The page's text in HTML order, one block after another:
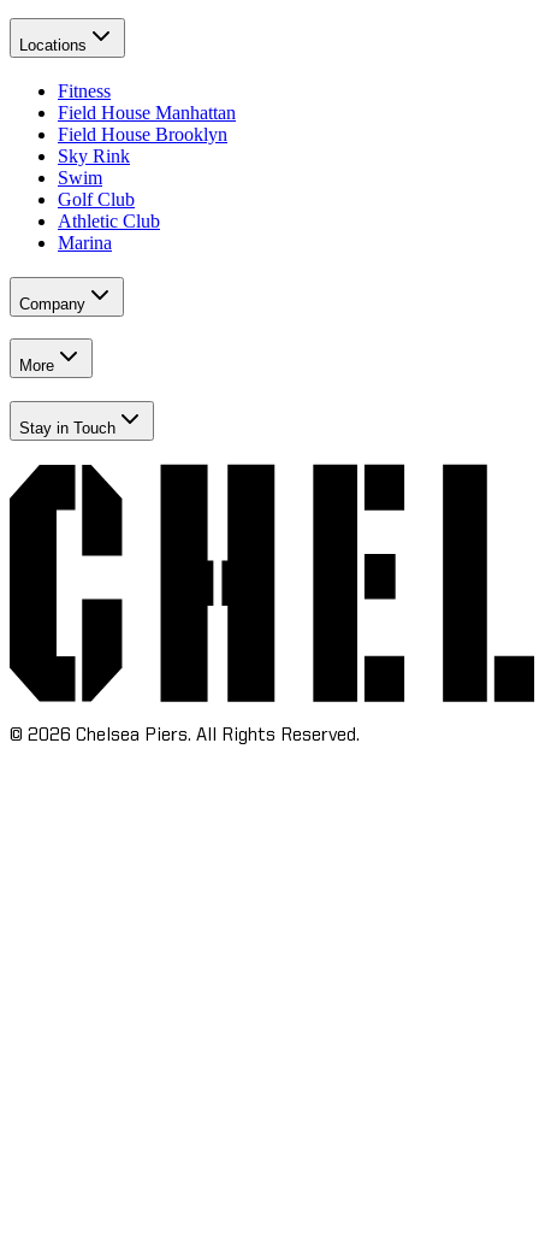
Locations​​​​‌ ‍ ​‍​‍‌‍ ‌ ​‍‌‍‍‌‌‍‌ ‌‍‍‌‌‍ ‍​‍​‍​ ‍‍​‍​‍‌ ​ ‌‍​‌‌‍ ‍‌‍‍‌‌ ‌​‌ ‍‌​‍ ‍‌‍‍‌‌‍ ​‍​‍​‍ ​​‍​‍‌‍‍​‌ ​‍‌‍‌‌‌‍‌‍​‍​‍​ ‍‍​‍​‍‌‍‍​‌ ‌​‌ ‌​‌ ​​‌ ​ ​ ‍‍​‍ ​‍ ‌‍​ ‌‍‍​‌‍‌‌‌‍ ​‌ ​ ‌‍‌‌‌‍​‌‌ ​​‌‍‍‌‌‍‌‌‌ ​‍‌ ​ ​‍ ‍‌ ​ ‌‍​‌‌‍ ‍‌‍‍‌‌ ‌​‌ ‍‌​‍ ‍‌ ​ ‌ ‌​‌ ‌‌‌‍‌​‌‍‍‌‌‍ ​‍ ‌‍‍‌‌‍ ‍‌ ‌​‌‍‌‌‌‍ ‍‌ ‌​​‍ ‌‍‌‌‌‍‌​‌‍‍‌‌ ‌​​‍ ‌‍ ‌‌‍ ‌‍‌​‌‍‌‌​ ‌‌ ​​‌ ​‍‌‍‌‌‌ ​ ‌‍‌‌‌‍ ‍‌ ‌​‌‍​‌‌ ‌​‌‍‍‌‌‍ ‌‍ ‍​ ‍ ‌‍‍‌‌‍‌​​ ‌‌‍‌‍‌‍ ‌‍ ‌ ‌​‌‍‌‌‌ ​‍​ ‍ ‌ ‌​‌ ‍‌‌ ​​‌‍‌‌​ ‌‌‍‌‍‌‍ ‌‍ ‌ ‌​‌‍‌‌‌ ​‍​ ‍ ‌ ​​‌‍​‌‌ ‌​‌‍‍​​ ‌‌‍​ ‌‍ ‌‍ ​‌ ‌‌‌‍ ‌‌‍ ‍‌ ​ ​‍‌‌​ ‌‌‌​​‍‌‌ ‌‍‍ ‌‍‌‌‌ ‍‌​‍‌‌​ ​ ‌​‌​​‍‌‌​ ​ ‌​‌​​‍‌‌​ ​‍​ ​‍‌‍‌‌‌‍​‍​ ​‍​ ‍​‌‍​ ​ ‌‌‌‍​ ‌‍​ ‌‍‌‌‌‍​‍‌‍​‌​ ​‌​‍‌‌​ ​‍​ ​‍​‍‌‌​ ‌‌‌​‌​​‍ ‍‌ ‌​‌‍‍‌‌ ‌​‌‍ ​‌‍‌‌​ ‌‍​‍‌‍​‌‌ ​ ‌‍‌‌‌‌‌‌‌ ​‍‌‍ ​​ ‌‌‍‍​‌ ‌​‌ ‌​‌ ​​‌ ​ ​‍‌‌​ ​ ‌​​‌​‍‌‌​ ​‍‌​‌‍​‍‌‌​ ​‍‌​‌‍‌‍​ ‌‍‍​‌‍‌‌‌‍ ​‌ ​ ‌‍‌‌‌‍​‌‌ ​​‌‍‍‌‌‍‌‌‌ ​‍‌ ​ ​‍ ‍‌ ​ ‌‍​‌‌‍ ‍‌‍‍‌‌ ‌​‌ ‍‌​‍ ‍‌ ​ ‌ ‌​‌ ‌‌‌‍‌​‌‍‍‌‌‍ ​‍‌‍‌‍‍‌‌‍‌​​ ‌‌‍‌‍‌‍ ‌‍ ‌ ‌​‌‍‌‌‌ ​‍​‍‌‍‌ ‌​‌ ‍‌‌ ​​‌‍‌‌​ ‌‌‍‌‍‌‍ ‌‍ ‌ ‌​‌‍‌‌‌ ​‍​‍‌‍‌ ​​‌‍​‌‌ ‌​‌‍‍​​ ‌‌‍​ ‌‍ ‌‍ ​‌ ‌‌‌‍ ‌‌‍ ‍‌ ​ ​‍‌‌​ ‌‌‌​​‍‌‌ ‌‍‍ ‌‍‌‌‌ ‍‌​‍‌‌​ ​ ‌​‌​​‍‌‌​ ​ ‌​‌​​‍‌‌​ ​‍​ ​‍‌‍‌‌‌‍​‍​ ​‍​ ‍​‌‍​ ​ ‌‌‌‍​ ‌‍​ ‌‍‌‌‌‍​‍‌‍​‌​ ​‌​‍‌‌​ ​‍​ ​‍​‍‌‌​ ‌‌‌​‌​​‍ ‍‌ ‌​‌‍‍‌‌ ‌​‌‍ ​‌‍‌‌​‍‌‍‌ ​​‌‍‌‌‌ ​‍‌ ​ ‌ ​​‌‍‌‌‌‍​ ‌ ‌​‌‍‍‌‌ ‌‍‌‍‌‌​ ‌‌ ​​‌ ‌‌‌‍​‍‌‍ ​‌‍‍‌‌ ​ ‌‍‍​‌‍‌‌‌‍‌​​‍​‍‌ ‌
Fitness​​​​‌ ‍ ​‍​‍‌‍ ‌ ​‍‌‍‍‌‌‍‌ ‌‍‍‌‌‍ ‍​‍​‍​ ‍‍​‍​‍‌ ​ ‌‍​‌‌‍ ‍‌‍‍‌‌ ‌​‌ ‍‌​‍ ‍‌‍‍‌‌‍ ​‍​‍​‍ ​​‍​‍‌‍‍​‌ ​‍‌‍‌‌‌‍‌‍​‍​‍​ ‍‍​‍​‍‌‍‍​‌ ‌​‌ ‌​‌ ​​‌ ​ ​ ‍‍​‍ ​‍ ‌‍​ ‌‍‍​‌‍‌‌‌‍ ​‌ ​ ‌‍‌‌‌‍​‌‌ ​​‌‍‍‌‌‍‌‌‌ ​‍‌ ​ ​‍ ‍‌ ​ ‌‍​‌‌‍ ‍‌‍‍‌‌ ‌​‌ ‍‌​‍ ‍‌ ​ ‌ ‌​‌ ‌‌‌‍‌​‌‍‍‌‌‍ ​‍ ‌‍‍‌‌‍ ‍‌ ‌​‌‍‌‌‌‍ ‍‌ ‌​​‍ ‌‍‌‌‌‍‌​‌‍‍‌‌ ‌​​‍ ‌‍ ‌‌‍ ‌‍‌​‌‍‌‌​ ‌‌ ​​‌ ​‍‌‍‌‌‌ ​ ‌‍‌‌‌‍ ‍‌ ‌​‌‍​‌‌ ‌​‌‍‍‌‌‍ ‌‍ ‍​ ‍ ‌‍‍‌‌‍‌​​ ‌‌‍‌‍‌‍ ‌‍ ‌ ‌​‌‍‌‌‌ ​‍​ ‍ ‌ ‌​‌ ‍‌‌ ​​‌‍‌‌​ ‌‌‍‌‍‌‍ ‌‍ ‌ ‌​‌‍‌‌‌ ​‍​ ‍ ‌ ​​‌‍​‌‌ ‌​‌‍‍​​ ‌‌‍​ ‌‍ ‌‍ ​‌ ‌‌‌‍ ‌‌‍ ‍‌ ​ ​‍‌‌​ ‌‌‌​​‍‌‌ ‌‍‍ ‌‍‌‌‌ ‍‌​‍‌‌​ ​ ‌​‌​​‍‌‌​ ​ ‌​‌​​‍‌‌​ ​‍​ ​‍‌‍‌‌‌‍​‍​ ​‍​ ‍​‌‍​ ​ ‌‌‌‍​ ‌‍​ ‌‍‌‌‌‍​‍‌‍​‌​ ​‌​‍‌‌​ ​‍​ ​‍​‍‌‌​ ‌‌‌​‌​​‍ ‍‌‍ ​‌‍‍‌‌‍ ‍‌‍‍ ‌ ​ ​‍‌‌​ ‌‌‌​​‍‌‌ ‌‍‍ ‌‍‌‌‌ ‍‌​‍‌‌​ ​ ‌​‌​​‍‌‌​ ​ ‌​‌​​‍‌‌​ ​‍​ ​‍​ ​‍​ ​ ​ ​ ‌‍​ ‌‍‌‌​ ‍​​ ‌‍​ ​‌​ ‌​‌‍​‌‌‍​ ​ ‍‌​‍‌‌​ ​‍​ ​‍​‍‌‌​ ‌‌‌​‌​​‍ ‍‌‍ ‍‌‍​‌‌‍ ‌‌‍‌‌​ ‌‍​‍‌‍​‌‌ ​ ‌‍‌‌‌‌‌‌‌ ​‍‌‍ ​​ ‌‌‍‍​‌ ‌​‌ ‌​‌ ​​‌ ​ ​‍‌‌​ ​ ‌​​‌​‍‌‌​ ​‍‌​‌‍​‍‌‌​ ​‍‌​‌‍‌‍​ ‌‍‍​‌‍‌‌‌‍ ​‌ ​ ‌‍‌‌‌‍​‌‌ ​​‌‍‍‌‌‍‌‌‌ ​‍‌ ​ ​‍ ‍‌ ​ ‌‍​‌‌‍ ‍‌‍‍‌‌ ‌​‌ ‍‌​‍ ‍‌ ​ ‌ ‌​‌ ‌‌‌‍‌​‌‍‍‌‌‍ ​‍‌‍‌‍‍‌‌‍‌​​ ‌‌‍‌‍‌‍ ‌‍ ‌ ‌​‌‍‌‌‌ ​‍​‍‌‍‌ ‌​‌ ‍‌‌ ​​‌‍‌‌​ ‌‌‍‌‍‌‍ ‌‍ ‌ ‌​‌‍‌‌‌ ​‍​‍‌‍‌ ​​‌‍​‌‌ ‌​‌‍‍​​ ‌‌‍​ ‌‍ ‌‍ ​‌ ‌‌‌‍ ‌‌‍ ‍‌ ​ ​‍‌‌​ ‌‌‌​​‍‌‌ ‌‍‍ ‌‍‌‌‌ ‍‌​‍‌‌​ ​ ‌​‌​​‍‌‌​ ​ ‌​‌​​‍‌‌​ ​‍​ ​‍‌‍‌‌‌‍​‍​ ​‍​ ‍​‌‍​ ​ ‌‌‌‍​ ‌‍​ ‌‍‌‌‌‍​‍‌‍​‌​ ​‌​‍‌‌​ ​‍​ ​‍​‍‌‌​ ‌‌‌​‌​​‍ ‍‌‍ ​‌‍‍‌‌‍ ‍‌‍‍ ‌ ​ ​‍‌‌​ ‌‌‌​​‍‌‌ ‌‍‍ ‌‍‌‌‌ ‍‌​‍‌‌​ ​ ‌​‌​​‍‌‌​ ​ ‌​‌​​‍‌‌​ ​‍​ ​‍​ ​‍​ ​ ​ ​ ‌‍​ ‌‍‌‌​ ‍​​ ‌‍​ ​‌​ ‌​‌‍​‌‌‍​ ​ ‍‌​‍‌‌​ ​‍​ ​‍​‍‌‌​ ‌‌‌​‌​​‍ ‍‌‍ ‍‌‍​‌‌‍ ‌‌‍‌‌​‍‌‍‌ ​​‌‍‌‌‌ ​‍‌ ​ ‌ ​​‌‍‌‌‌‍​ ‌ ‌​‌‍‍‌‌ ‌‍‌‍‌‌​ ‌‌ ​​‌ ‌‌‌‍​‍‌‍ ​‌‍‍‌‌ ​ ‌‍‍​‌‍‌‌‌‍‌​​‍​‍‌ ‌
Field House Manhattan​​​​‌ ‍ ​‍​‍‌‍ ‌ ​‍‌‍‍‌‌‍‌ ‌‍‍‌‌‍ ‍​‍​‍​ ‍‍​‍​‍‌ ​ ‌‍​‌‌‍ ‍‌‍‍‌‌ ‌​‌ ‍‌​‍ ‍‌‍‍‌‌‍ ​‍​‍​‍ ​​‍​‍‌‍‍​‌ ​‍‌‍‌‌‌‍‌‍​‍​‍​ ‍‍​‍​‍‌‍‍​‌ ‌​‌ ‌​‌ ​​‌ ​ ​ ‍‍​‍ ​‍ ‌‍​ ‌‍‍​‌‍‌‌‌‍ ​‌ ​ ‌‍‌‌‌‍​‌‌ ​​‌‍‍‌‌‍‌‌‌ ​‍‌ ​ ​‍ ‍‌ ​ ‌‍​‌‌‍ ‍‌‍‍‌‌ ‌​‌ ‍‌​‍ ‍‌ ​ ‌ ‌​‌ ‌‌‌‍‌​‌‍‍‌‌‍ ​‍ ‌‍‍‌‌‍ ‍‌ ‌​‌‍‌‌‌‍ ‍‌ ‌​​‍ ‌‍‌‌‌‍‌​‌‍‍‌‌ ‌​​‍ ‌‍ ‌‌‍ ‌‍‌​‌‍‌‌​ ‌‌ ​​‌ ​‍‌‍‌‌‌ ​ ‌‍‌‌‌‍ ‍‌ ‌​‌‍​‌‌ ‌​‌‍‍‌‌‍ ‌‍ ‍​ ‍ ‌‍‍‌‌‍‌​​ ‌‌‍‌‍‌‍ ‌‍ ‌ ‌​‌‍‌‌‌ ​‍​ ‍ ‌ ‌​‌ ‍‌‌ ​​‌‍‌‌​ ‌‌‍‌‍‌‍ ‌‍ ‌ ‌​‌‍‌‌‌ ​‍​ ‍ ‌ ​​‌‍​‌‌ ‌​‌‍‍​​ ‌‌‍​ ‌‍ ‌‍ ​‌ ‌‌‌‍ ‌‌‍ ‍‌ ​ ​‍‌‌​ ‌‌‌​​‍‌‌ ‌‍‍ ‌‍‌‌‌ ‍‌​‍‌‌​ ​ ‌​‌​​‍‌‌​ ​ ‌​‌​​‍‌‌​ ​‍​ ​‍‌‍‌‌‌‍​‍​ ​‍​ ‍​‌‍​ ​ ‌‌‌‍​ ‌‍​ ‌‍‌‌‌‍​‍‌‍​‌​ ​‌​‍‌‌​ ​‍​ ​‍​‍‌‌​ ‌‌‌​‌​​‍ ‍‌‍ ​‌‍‍‌‌‍ ‍‌‍‍ ‌ ​ ​‍‌‌​ ‌‌‌​​‍‌‌ ‌‍‍ ‌‍‌‌‌ ‍‌​‍‌‌​ ​ ‌​‌​​‍‌‌​ ​ ‌​‌​​‍‌‌​ ​‍​ ​‍​ ​‌​ ​ ​ ​‌‌‍​‍​ ​​​ ​‌‌‍​‌​ ‌ ​ ​‍​ ​‍​ ‌‍​ ‌​​‍‌‌​ ​‍​ ​‍​‍‌‌​ ‌‌‌​‌​​‍ ‍‌‍ ‍‌‍​‌‌‍ ‌‌‍‌‌​ ‌‍​‍‌‍​‌‌ ​ ‌‍‌‌‌‌‌‌‌ ​‍‌‍ ​​ ‌‌‍‍​‌ ‌​‌ ‌​‌ ​​‌ ​ ​‍‌‌​ ​ ‌​​‌​‍‌‌​ ​‍‌​‌‍​‍‌‌​ ​‍‌​‌‍‌‍​ ‌‍‍​‌‍‌‌‌‍ ​‌ ​ ‌‍‌‌‌‍​‌‌ ​​‌‍‍‌‌‍‌‌‌ ​‍‌ ​ ​‍ ‍‌ ​ ‌‍​‌‌‍ ‍‌‍‍‌‌ ‌​‌ ‍‌​‍ ‍‌ ​ ‌ ‌​‌ ‌‌‌‍‌​‌‍‍‌‌‍ ​‍‌‍‌‍‍‌‌‍‌​​ ‌‌‍‌‍‌‍ ‌‍ ‌ ‌​‌‍‌‌‌ ​‍​‍‌‍‌ ‌​‌ ‍‌‌ ​​‌‍‌‌​ ‌‌‍‌‍‌‍ ‌‍ ‌ ‌​‌‍‌‌‌ ​‍​‍‌‍‌ ​​‌‍​‌‌ ‌​‌‍‍​​ ‌‌‍​ ‌‍ ‌‍ ​‌ ‌‌‌‍ ‌‌‍ ‍‌ ​ ​‍‌‌​ ‌‌‌​​‍‌‌ ‌‍‍ ‌‍‌‌‌ ‍‌​‍‌‌​ ​ ‌​‌​​‍‌‌​ ​ ‌​‌​​‍‌‌​ ​‍​ ​‍‌‍‌‌‌‍​‍​ ​‍​ ‍​‌‍​ ​ ‌‌‌‍​ ‌‍​ ‌‍‌‌‌‍​‍‌‍​‌​ ​‌​‍‌‌​ ​‍​ ​‍​‍‌‌​ ‌‌‌​‌​​‍ ‍‌‍ ​‌‍‍‌‌‍ ‍‌‍‍ ‌ ​ ​‍‌‌​ ‌‌‌​​‍‌‌ ‌‍‍ ‌‍‌‌‌ ‍‌​‍‌‌​ ​ ‌​‌​​‍‌‌​ ​ ‌​‌​​‍‌‌​ ​‍​ ​‍​ ​‌​ ​ ​ ​‌‌‍​‍​ ​​​ ​‌‌‍​‌​ ‌ ​ ​‍​ ​‍​ ‌‍​ ‌​​‍‌‌​ ​‍​ ​‍​‍‌‌​ ‌‌‌​‌​​‍ ‍‌‍ ‍‌‍​‌‌‍ ‌‌‍‌‌​‍‌‍‌ ​​‌‍‌‌‌ ​‍‌ ​ ‌ ​​‌‍‌‌‌‍​ ‌ ‌​‌‍‍‌‌ ‌‍‌‍‌‌​ ‌‌ ​​‌ ‌‌‌‍​‍‌‍ ​‌‍‍‌‌ ​ ‌‍‍​‌‍‌‌‌‍‌​​‍​‍‌ ‌
Field House Brooklyn​​​​‌ ‍ ​‍​‍‌‍ ‌ ​‍‌‍‍‌‌‍‌ ‌‍‍‌‌‍ ‍​‍​‍​ ‍‍​‍​‍‌ ​ ‌‍​‌‌‍ ‍‌‍‍‌‌ ‌​‌ ‍‌​‍ ‍‌‍‍‌‌‍ ​‍​‍​‍ ​​‍​‍‌‍‍​‌ ​‍‌‍‌‌‌‍‌‍​‍​‍​ ‍‍​‍​‍‌‍‍​‌ ‌​‌ ‌​‌ ​​‌ ​ ​ ‍‍​‍ ​‍ ‌‍​ ‌‍‍​‌‍‌‌‌‍ ​‌ ​ ‌‍‌‌‌‍​‌‌ ​​‌‍‍‌‌‍‌‌‌ ​‍‌ ​ ​‍ ‍‌ ​ ‌‍​‌‌‍ ‍‌‍‍‌‌ ‌​‌ ‍‌​‍ ‍‌ ​ ‌ ‌​‌ ‌‌‌‍‌​‌‍‍‌‌‍ ​‍ ‌‍‍‌‌‍ ‍‌ ‌​‌‍‌‌‌‍ ‍‌ ‌​​‍ ‌‍‌‌‌‍‌​‌‍‍‌‌ ‌​​‍ ‌‍ ‌‌‍ ‌‍‌​‌‍‌‌​ ‌‌ ​​‌ ​‍‌‍‌‌‌ ​ ‌‍‌‌‌‍ ‍‌ ‌​‌‍​‌‌ ‌​‌‍‍‌‌‍ ‌‍ ‍​ ‍ ‌‍‍‌‌‍‌​​ ‌‌‍‌‍‌‍ ‌‍ ‌ ‌​‌‍‌‌‌ ​‍​ ‍ ‌ ‌​‌ ‍‌‌ ​​‌‍‌‌​ ‌‌‍‌‍‌‍ ‌‍ ‌ ‌​‌‍‌‌‌ ​‍​ ‍ ‌ ​​‌‍​‌‌ ‌​‌‍‍​​ ‌‌‍​ ‌‍ ‌‍ ​‌ ‌‌‌‍ ‌‌‍ ‍‌ ​ ​‍‌‌​ ‌‌‌​​‍‌‌ ‌‍‍ ‌‍‌‌‌ ‍‌​‍‌‌​ ​ ‌​‌​​‍‌‌​ ​ ‌​‌​​‍‌‌​ ​‍​ ​‍‌‍‌‌‌‍​‍​ ​‍​ ‍​‌‍​ ​ ‌‌‌‍​ ‌‍​ ‌‍‌‌‌‍​‍‌‍​‌​ ​‌​‍‌‌​ ​‍​ ​‍​‍‌‌​ ‌‌‌​‌​​‍ ‍‌‍ ​‌‍‍‌‌‍ ‍‌‍‍ ‌ ​ ​‍‌‌​ ‌‌‌​​‍‌‌ ‌‍‍ ‌‍‌‌‌ ‍‌​‍‌‌​ ​ ‌​‌​​‍‌‌​ ​ ‌​‌​​‍‌‌​ ​‍​ ​‍​ ‌‍​ ‍​​ ‌ ‌‍‌​​ ​‌​ ​‍​ ‌‌​ ‌‍​ ​‍​ ​‌‌‍​ ​ ​‌​‍‌‌​ ​‍​ ​‍​‍‌‌​ ‌‌‌​‌​​‍ ‍‌‍ ‍‌‍​‌‌‍ ‌‌‍‌‌​ ‌‍​‍‌‍​‌‌ ​ ‌‍‌‌‌‌‌‌‌ ​‍‌‍ ​​ ‌‌‍‍​‌ ‌​‌ ‌​‌ ​​‌ ​ ​‍‌‌​ ​ ‌​​‌​‍‌‌​ ​‍‌​‌‍​‍‌‌​ ​‍‌​‌‍‌‍​ ‌‍‍​‌‍‌‌‌‍ ​‌ ​ ‌‍‌‌‌‍​‌‌ ​​‌‍‍‌‌‍‌‌‌ ​‍‌ ​ ​‍ ‍‌ ​ ‌‍​‌‌‍ ‍‌‍‍‌‌ ‌​‌ ‍‌​‍ ‍‌ ​ ‌ ‌​‌ ‌‌‌‍‌​‌‍‍‌‌‍ ​‍‌‍‌‍‍‌‌‍‌​​ ‌‌‍‌‍‌‍ ‌‍ ‌ ‌​‌‍‌‌‌ ​‍​‍‌‍‌ ‌​‌ ‍‌‌ ​​‌‍‌‌​ ‌‌‍‌‍‌‍ ‌‍ ‌ ‌​‌‍‌‌‌ ​‍​‍‌‍‌ ​​‌‍​‌‌ ‌​‌‍‍​​ ‌‌‍​ ‌‍ ‌‍ ​‌ ‌‌‌‍ ‌‌‍ ‍‌ ​ ​‍‌‌​ ‌‌‌​​‍‌‌ ‌‍‍ ‌‍‌‌‌ ‍‌​‍‌‌​ ​ ‌​‌​​‍‌‌​ ​ ‌​‌​​‍‌‌​ ​‍​ ​‍‌‍‌‌‌‍​‍​ ​‍​ ‍​‌‍​ ​ ‌‌‌‍​ ‌‍​ ‌‍‌‌‌‍​‍‌‍​‌​ ​‌​‍‌‌​ ​‍​ ​‍​‍‌‌​ ‌‌‌​‌​​‍ ‍‌‍ ​‌‍‍‌‌‍ ‍‌‍‍ ‌ ​ ​‍‌‌​ ‌‌‌​​‍‌‌ ‌‍‍ ‌‍‌‌‌ ‍‌​‍‌‌​ ​ ‌​‌​​‍‌‌​ ​ ‌​‌​​‍‌‌​ ​‍​ ​‍​ ‌‍​ ‍​​ ‌ ‌‍‌​​ ​‌​ ​‍​ ‌‌​ ‌‍​ ​‍​ ​‌‌‍​ ​ ​‌​‍‌‌​ ​‍​ ​‍​‍‌‌​ ‌‌‌​‌​​‍ ‍‌‍ ‍‌‍​‌‌‍ ‌‌‍‌‌​‍‌‍‌ ​​‌‍‌‌‌ ​‍‌ ​ ‌ ​​‌‍‌‌‌‍​ ‌ ‌​‌‍‍‌‌ ‌‍‌‍‌‌​ ‌‌ ​​‌ ‌‌‌‍​‍‌‍ ​‌‍‍‌‌ ​ ‌‍‍​‌‍‌‌‌‍‌​​‍​‍‌ ‌
Sky Rink​​​​‌ ‍ ​‍​‍‌‍ ‌ ​‍‌‍‍‌‌‍‌ ‌‍‍‌‌‍ ‍​‍​‍​ ‍‍​‍​‍‌ ​ ‌‍​‌‌‍ ‍‌‍‍‌‌ ‌​‌ ‍‌​‍ ‍‌‍‍‌‌‍ ​‍​‍​‍ ​​‍​‍‌‍‍​‌ ​‍‌‍‌‌‌‍‌‍​‍​‍​ ‍‍​‍​‍‌‍‍​‌ ‌​‌ ‌​‌ ​​‌ ​ ​ ‍‍​‍ ​‍ ‌‍​ ‌‍‍​‌‍‌‌‌‍ ​‌ ​ ‌‍‌‌‌‍​‌‌ ​​‌‍‍‌‌‍‌‌‌ ​‍‌ ​ ​‍ ‍‌ ​ ‌‍​‌‌‍ ‍‌‍‍‌‌ ‌​‌ ‍‌​‍ ‍‌ ​ ‌ ‌​‌ ‌‌‌‍‌​‌‍‍‌‌‍ ​‍ ‌‍‍‌‌‍ ‍‌ ‌​‌‍‌‌‌‍ ‍‌ ‌​​‍ ‌‍‌‌‌‍‌​‌‍‍‌‌ ‌​​‍ ‌‍ ‌‌‍ ‌‍‌​‌‍‌‌​ ‌‌ ​​‌ ​‍‌‍‌‌‌ ​ ‌‍‌‌‌‍ ‍‌ ‌​‌‍​‌‌ ‌​‌‍‍‌‌‍ ‌‍ ‍​ ‍ ‌‍‍‌‌‍‌​​ ‌‌‍‌‍‌‍ ‌‍ ‌ ‌​‌‍‌‌‌ ​‍​ ‍ ‌ ‌​‌ ‍‌‌ ​​‌‍‌‌​ ‌‌‍‌‍‌‍ ‌‍ ‌ ‌​‌‍‌‌‌ ​‍​ ‍ ‌ ​​‌‍​‌‌ ‌​‌‍‍​​ ‌‌‍​ ‌‍ ‌‍ ​‌ ‌‌‌‍ ‌‌‍ ‍‌ ​ ​‍‌‌​ ‌‌‌​​‍‌‌ ‌‍‍ ‌‍‌‌‌ ‍‌​‍‌‌​ ​ ‌​‌​​‍‌‌​ ​ ‌​‌​​‍‌‌​ ​‍​ ​‍‌‍‌‌‌‍​‍​ ​‍​ ‍​‌‍​ ​ ‌‌‌‍​ ‌‍​ ‌‍‌‌‌‍​‍‌‍​‌​ ​‌​‍‌‌​ ​‍​ ​‍​‍‌‌​ ‌‌‌​‌​​‍ ‍‌‍ ​‌‍‍‌‌‍ ‍‌‍‍ ‌ ​ ​‍‌‌​ ‌‌‌​​‍‌‌ ‌‍‍ ‌‍‌‌‌ ‍‌​‍‌‌​ ​ ‌​‌​​‍‌‌​ ​ ‌​‌​​‍‌‌​ ​‍​ ​‍​ ‌​​ ‌ ‌‍‌‍‌‍‌‍​ ​​​ ‌‍​ ‌‌​ ‌​‌‍‌​‌‍‌​​ ​‌‌‍​‍​‍‌‌​ ​‍​ ​‍​‍‌‌​ ‌‌‌​‌​​‍ ‍‌‍ ‍‌‍​‌‌‍ ‌‌‍‌‌​ ‌‍​‍‌‍​‌‌ ​ ‌‍‌‌‌‌‌‌‌ ​‍‌‍ ​​ ‌‌‍‍​‌ ‌​‌ ‌​‌ ​​‌ ​ ​‍‌‌​ ​ ‌​​‌​‍‌‌​ ​‍‌​‌‍​‍‌‌​ ​‍‌​‌‍‌‍​ ‌‍‍​‌‍‌‌‌‍ ​‌ ​ ‌‍‌‌‌‍​‌‌ ​​‌‍‍‌‌‍‌‌‌ ​‍‌ ​ ​‍ ‍‌ ​ ‌‍​‌‌‍ ‍‌‍‍‌‌ ‌​‌ ‍‌​‍ ‍‌ ​ ‌ ‌​‌ ‌‌‌‍‌​‌‍‍‌‌‍ ​‍‌‍‌‍‍‌‌‍‌​​ ‌‌‍‌‍‌‍ ‌‍ ‌ ‌​‌‍‌‌‌ ​‍​‍‌‍‌ ‌​‌ ‍‌‌ ​​‌‍‌‌​ ‌‌‍‌‍‌‍ ‌‍ ‌ ‌​‌‍‌‌‌ ​‍​‍‌‍‌ ​​‌‍​‌‌ ‌​‌‍‍​​ ‌‌‍​ ‌‍ ‌‍ ​‌ ‌‌‌‍ ‌‌‍ ‍‌ ​ ​‍‌‌​ ‌‌‌​​‍‌‌ ‌‍‍ ‌‍‌‌‌ ‍‌​‍‌‌​ ​ ‌​‌​​‍‌‌​ ​ ‌​‌​​‍‌‌​ ​‍​ ​‍‌‍‌‌‌‍​‍​ ​‍​ ‍​‌‍​ ​ ‌‌‌‍​ ‌‍​ ‌‍‌‌‌‍​‍‌‍​‌​ ​‌​‍‌‌​ ​‍​ ​‍​‍‌‌​ ‌‌‌​‌​​‍ ‍‌‍ ​‌‍‍‌‌‍ ‍‌‍‍ ‌ ​ ​‍‌‌​ ‌‌‌​​‍‌‌ ‌‍‍ ‌‍‌‌‌ ‍‌​‍‌‌​ ​ ‌​‌​​‍‌‌​ ​ ‌​‌​​‍‌‌​ ​‍​ ​‍​ ‌​​ ‌ ‌‍‌‍‌‍‌‍​ ​​​ ‌‍​ ‌‌​ ‌​‌‍‌​‌‍‌​​ ​‌‌‍​‍​‍‌‌​ ​‍​ ​‍​‍‌‌​ ‌‌‌​‌​​‍ ‍‌‍ ‍‌‍​‌‌‍ ‌‌‍‌‌​‍‌‍‌ ​​‌‍‌‌‌ ​‍‌ ​ ‌ ​​‌‍‌‌‌‍​ ‌ ‌​‌‍‍‌‌ ‌‍‌‍‌‌​ ‌‌ ​​‌ ‌‌‌‍​‍‌‍ ​‌‍‍‌‌ ​ ‌‍‍​‌‍‌‌‌‍‌​​‍​‍‌ ‌
Swim​​​​‌ ‍ ​‍​‍‌‍ ‌ ​‍‌‍‍‌‌‍‌ ‌‍‍‌‌‍ ‍​‍​‍​ ‍‍​‍​‍‌ ​ ‌‍​‌‌‍ ‍‌‍‍‌‌ ‌​‌ ‍‌​‍ ‍‌‍‍‌‌‍ ​‍​‍​‍ ​​‍​‍‌‍‍​‌ ​‍‌‍‌‌‌‍‌‍​‍​‍​ ‍‍​‍​‍‌‍‍​‌ ‌​‌ ‌​‌ ​​‌ ​ ​ ‍‍​‍ ​‍ ‌‍​ ‌‍‍​‌‍‌‌‌‍ ​‌ ​ ‌‍‌‌‌‍​‌‌ ​​‌‍‍‌‌‍‌‌‌ ​‍‌ ​ ​‍ ‍‌ ​ ‌‍​‌‌‍ ‍‌‍‍‌‌ ‌​‌ ‍‌​‍ ‍‌ ​ ‌ ‌​‌ ‌‌‌‍‌​‌‍‍‌‌‍ ​‍ ‌‍‍‌‌‍ ‍‌ ‌​‌‍‌‌‌‍ ‍‌ ‌​​‍ ‌‍‌‌‌‍‌​‌‍‍‌‌ ‌​​‍ ‌‍ ‌‌‍ ‌‍‌​‌‍‌‌​ ‌‌ ​​‌ ​‍‌‍‌‌‌ ​ ‌‍‌‌‌‍ ‍‌ ‌​‌‍​‌‌ ‌​‌‍‍‌‌‍ ‌‍ ‍​ ‍ ‌‍‍‌‌‍‌​​ ‌‌‍‌‍‌‍ ‌‍ ‌ ‌​‌‍‌‌‌ ​‍​ ‍ ‌ ‌​‌ ‍‌‌ ​​‌‍‌‌​ ‌‌‍‌‍‌‍ ‌‍ ‌ ‌​‌‍‌‌‌ ​‍​ ‍ ‌ ​​‌‍​‌‌ ‌​‌‍‍​​ ‌‌‍​ ‌‍ ‌‍ ​‌ ‌‌‌‍ ‌‌‍ ‍‌ ​ ​‍‌‌​ ‌‌‌​​‍‌‌ ‌‍‍ ‌‍‌‌‌ ‍‌​‍‌‌​ ​ ‌​‌​​‍‌‌​ ​ ‌​‌​​‍‌‌​ ​‍​ ​‍‌‍‌‌‌‍​‍​ ​‍​ ‍​‌‍​ ​ ‌‌‌‍​ ‌‍​ ‌‍‌‌‌‍​‍‌‍​‌​ ​‌​‍‌‌​ ​‍​ ​‍​‍‌‌​ ‌‌‌​‌​​‍ ‍‌‍ ​‌‍‍‌‌‍ ‍‌‍‍ ‌ ​ ​‍‌‌​ ‌‌‌​​‍‌‌ ‌‍‍ ‌‍‌‌‌ ‍‌​‍‌‌​ ​ ‌​‌​​‍‌‌​ ​ ‌​‌​​‍‌‌​ ​‍​ ​‍‌‍‌‍‌‍‌‍​ ​​​ ‌‌​ ‌‌​ ‌​​ ​‍‌‍​ ​ ​‌​ ​ ‌‍​ ‌‍​‌‌‍​ ‌‍‌‌​ ‌‍​ ​‌​ ​ ‌‍​ ‌‍​‍​ ‌​​ ‍​‌‍‌​​ ‍​​ ‌‍​ ‌‌‌‍​‍​ ‌​​ ‌​​ ​‌​ ‍‌​ ‍‌‌‍​ ​‍‌‌​ ​‍​ ​‍​‍‌‌​ ‌‌‌​‌​​‍ ‍‌‍ ‍‌‍​‌‌‍ ‌‌‍‌‌​ ‌‍​‍‌‍​‌‌ ​ ‌‍‌‌‌‌‌‌‌ ​‍‌‍ ​​ ‌‌‍‍​‌ ‌​‌ ‌​‌ ​​‌ ​ ​‍‌‌​ ​ ‌​​‌​‍‌‌​ ​‍‌​‌‍​‍‌‌​ ​‍‌​‌‍‌‍​ ‌‍‍​‌‍‌‌‌‍ ​‌ ​ ‌‍‌‌‌‍​‌‌ ​​‌‍‍‌‌‍‌‌‌ ​‍‌ ​ ​‍ ‍‌ ​ ‌‍​‌‌‍ ‍‌‍‍‌‌ ‌​‌ ‍‌​‍ ‍‌ ​ ‌ ‌​‌ ‌‌‌‍‌​‌‍‍‌‌‍ ​‍‌‍‌‍‍‌‌‍‌​​ ‌‌‍‌‍‌‍ ‌‍ ‌ ‌​‌‍‌‌‌ ​‍​‍‌‍‌ ‌​‌ ‍‌‌ ​​‌‍‌‌​ ‌‌‍‌‍‌‍ ‌‍ ‌ ‌​‌‍‌‌‌ ​‍​‍‌‍‌ ​​‌‍​‌‌ ‌​‌‍‍​​ ‌‌‍​ ‌‍ ‌‍ ​‌ ‌‌‌‍ ‌‌‍ ‍‌ ​ ​‍‌‌​ ‌‌‌​​‍‌‌ ‌‍‍ ‌‍‌‌‌ ‍‌​‍‌‌​ ​ ‌​‌​​‍‌‌​ ​ ‌​‌​​‍‌‌​ ​‍​ ​‍‌‍‌‌‌‍​‍​ ​‍​ ‍​‌‍​ ​ ‌‌‌‍​ ‌‍​ ‌‍‌‌‌‍​‍‌‍​‌​ ​‌​‍‌‌​ ​‍​ ​‍​‍‌‌​ ‌‌‌​‌​​‍ ‍‌‍ ​‌‍‍‌‌‍ ‍‌‍‍ ‌ ​ ​‍‌‌​ ‌‌‌​​‍‌‌ ‌‍‍ ‌‍‌‌‌ ‍‌​‍‌‌​ ​ ‌​‌​​‍‌‌​ ​ ‌​‌​​‍‌‌​ ​‍​ ​‍‌‍‌‍‌‍‌‍​ ​​​ ‌‌​ ‌‌​ ‌​​ ​‍‌‍​ ​ ​‌​ ​ ‌‍​ ‌‍​‌‌‍​ ‌‍‌‌​ ‌‍​ ​‌​ ​ ‌‍​ ‌‍​‍​ ‌​​ ‍​‌‍‌​​ ‍​​ ‌‍​ ‌‌‌‍​‍​ ‌​​ ‌​​ ​‌​ ‍‌​ ‍‌‌‍​ ​‍‌‌​ ​‍​ ​‍​‍‌‌​ ‌‌‌​‌​​‍ ‍‌‍ ‍‌‍​‌‌‍ ‌‌‍‌‌​‍‌‍‌ ​​‌‍‌‌‌ ​‍‌ ​ ‌ ​​‌‍‌‌‌‍​ ‌ ‌​‌‍‍‌‌ ‌‍‌‍‌‌​ ‌‌ ​​‌ ‌‌‌‍​‍‌‍ ​‌‍‍‌‌ ​ ‌‍‍​‌‍‌‌‌‍‌​​‍​‍‌ ‌
Golf Club​​​​‌ ‍ ​‍​‍‌‍ ‌ ​‍‌‍‍‌‌‍‌ ‌‍‍‌‌‍ ‍​‍​‍​ ‍‍​‍​‍‌ ​ ‌‍​‌‌‍ ‍‌‍‍‌‌ ‌​‌ ‍‌​‍ ‍‌‍‍‌‌‍ ​‍​‍​‍ ​​‍​‍‌‍‍​‌ ​‍‌‍‌‌‌‍‌‍​‍​‍​ ‍‍​‍​‍‌‍‍​‌ ‌​‌ ‌​‌ ​​‌ ​ ​ ‍‍​‍ ​‍ ‌‍​ ‌‍‍​‌‍‌‌‌‍ ​‌ ​ ‌‍‌‌‌‍​‌‌ ​​‌‍‍‌‌‍‌‌‌ ​‍‌ ​ ​‍ ‍‌ ​ ‌‍​‌‌‍ ‍‌‍‍‌‌ ‌​‌ ‍‌​‍ ‍‌ ​ ‌ ‌​‌ ‌‌‌‍‌​‌‍‍‌‌‍ ​‍ ‌‍‍‌‌‍ ‍‌ ‌​‌‍‌‌‌‍ ‍‌ ‌​​‍ ‌‍‌‌‌‍‌​‌‍‍‌‌ ‌​​‍ ‌‍ ‌‌‍ ‌‍‌​‌‍‌‌​ ‌‌ ​​‌ ​‍‌‍‌‌‌ ​ ‌‍‌‌‌‍ ‍‌ ‌​‌‍​‌‌ ‌​‌‍‍‌‌‍ ‌‍ ‍​ ‍ ‌‍‍‌‌‍‌​​ ‌‌‍‌‍‌‍ ‌‍ ‌ ‌​‌‍‌‌‌ ​‍​ ‍ ‌ ‌​‌ ‍‌‌ ​​‌‍‌‌​ ‌‌‍‌‍‌‍ ‌‍ ‌ ‌​‌‍‌‌‌ ​‍​ ‍ ‌ ​​‌‍​‌‌ ‌​‌‍‍​​ ‌‌‍​ ‌‍ ‌‍ ​‌ ‌‌‌‍ ‌‌‍ ‍‌ ​ ​‍‌‌​ ‌‌‌​​‍‌‌ ‌‍‍ ‌‍‌‌‌ ‍‌​‍‌‌​ ​ ‌​‌​​‍‌‌​ ​ ‌​‌​​‍‌‌​ ​‍​ ​‍‌‍‌‌‌‍​‍​ ​‍​ ‍​‌‍​ ​ ‌‌‌‍​ ‌‍​ ‌‍‌‌‌‍​‍‌‍​‌​ ​‌​‍‌‌​ ​‍​ ​‍​‍‌‌​ ‌‌‌​‌​​‍ ‍‌‍ ​‌‍‍‌‌‍ ‍‌‍‍ ‌ ​ ​‍‌‌​ ‌‌‌​​‍‌‌ ‌‍‍ ‌‍‌‌‌ ‍‌​‍‌‌​ ​ ‌​‌​​‍‌‌​ ​ ‌​‌​​‍‌‌​ ​‍​ ​‍​ ‌​‌‍‌‌​ ‌‍‌‍‌​​ ​‍​ ‌‍​ ​‍‌‍‌‍‌‍​‌‌‍​ ‌‍​ ‌‍​ ​‍‌‌​ ​‍​ ​‍​‍‌‌​ ‌‌‌​‌​​‍ ‍‌‍ ‍‌‍​‌‌‍ ‌‌‍‌‌​ ‌‍​‍‌‍​‌‌ ​ ‌‍‌‌‌‌‌‌‌ ​‍‌‍ ​​ ‌‌‍‍​‌ ‌​‌ ‌​‌ ​​‌ ​ ​‍‌‌​ ​ ‌​​‌​‍‌‌​ ​‍‌​‌‍​‍‌‌​ ​‍‌​‌‍‌‍​ ‌‍‍​‌‍‌‌‌‍ ​‌ ​ ‌‍‌‌‌‍​‌‌ ​​‌‍‍‌‌‍‌‌‌ ​‍‌ ​ ​‍ ‍‌ ​ ‌‍​‌‌‍ ‍‌‍‍‌‌ ‌​‌ ‍‌​‍ ‍‌ ​ ‌ ‌​‌ ‌‌‌‍‌​‌‍‍‌‌‍ ​‍‌‍‌‍‍‌‌‍‌​​ ‌‌‍‌‍‌‍ ‌‍ ‌ ‌​‌‍‌‌‌ ​‍​‍‌‍‌ ‌​‌ ‍‌‌ ​​‌‍‌‌​ ‌‌‍‌‍‌‍ ‌‍ ‌ ‌​‌‍‌‌‌ ​‍​‍‌‍‌ ​​‌‍​‌‌ ‌​‌‍‍​​ ‌‌‍​ ‌‍ ‌‍ ​‌ ‌‌‌‍ ‌‌‍ ‍‌ ​ ​‍‌‌​ ‌‌‌​​‍‌‌ ‌‍‍ ‌‍‌‌‌ ‍‌​‍‌‌​ ​ ‌​‌​​‍‌‌​ ​ ‌​‌​​‍‌‌​ ​‍​ ​‍‌‍‌‌‌‍​‍​ ​‍​ ‍​‌‍​ ​ ‌‌‌‍​ ‌‍​ ‌‍‌‌‌‍​‍‌‍​‌​ ​‌​‍‌‌​ ​‍​ ​‍​‍‌‌​ ‌‌‌​‌​​‍ ‍‌‍ ​‌‍‍‌‌‍ ‍‌‍‍ ‌ ​ ​‍‌‌​ ‌‌‌​​‍‌‌ ‌‍‍ ‌‍‌‌‌ ‍‌​‍‌‌​ ​ ‌​‌​​‍‌‌​ ​ ‌​‌​​‍‌‌​ ​‍​ ​‍​ ‌​‌‍‌‌​ ‌‍‌‍‌​​ ​‍​ ‌‍​ ​‍‌‍‌‍‌‍​‌‌‍​ ‌‍​ ‌‍​ ​‍‌‌​ ​‍​ ​‍​‍‌‌​ ‌‌‌​‌​​‍ ‍‌‍ ‍‌‍​‌‌‍ ‌‌‍‌‌​‍‌‍‌ ​​‌‍‌‌‌ ​‍‌ ​ ‌ ​​‌‍‌‌‌‍​ ‌ ‌​‌‍‍‌‌ ‌‍‌‍‌‌​ ‌‌ ​​‌ ‌‌‌‍​‍‌‍ ​‌‍‍‌‌ ​ ‌‍‍​‌‍‌‌‌‍‌​​‍​‍‌ ‌
Athletic Club​​​​‌ ‍ ​‍​‍‌‍ ‌ ​‍‌‍‍‌‌‍‌ ‌‍‍‌‌‍ ‍​‍​‍​ ‍‍​‍​‍‌ ​ ‌‍​‌‌‍ ‍‌‍‍‌‌ ‌​‌ ‍‌​‍ ‍‌‍‍‌‌‍ ​‍​‍​‍ ​​‍​‍‌‍‍​‌ ​‍‌‍‌‌‌‍‌‍​‍​‍​ ‍‍​‍​‍‌‍‍​‌ ‌​‌ ‌​‌ ​​‌ ​ ​ ‍‍​‍ ​‍ ‌‍​ ‌‍‍​‌‍‌‌‌‍ ​‌ ​ ‌‍‌‌‌‍​‌‌ ​​‌‍‍‌‌‍‌‌‌ ​‍‌ ​ ​‍ ‍‌ ​ ‌‍​‌‌‍ ‍‌‍‍‌‌ ‌​‌ ‍‌​‍ ‍‌ ​ ‌ ‌​‌ ‌‌‌‍‌​‌‍‍‌‌‍ ​‍ ‌‍‍‌‌‍ ‍‌ ‌​‌‍‌‌‌‍ ‍‌ ‌​​‍ ‌‍‌‌‌‍‌​‌‍‍‌‌ ‌​​‍ ‌‍ ‌‌‍ ‌‍‌​‌‍‌‌​ ‌‌ ​​‌ ​‍‌‍‌‌‌ ​ ‌‍‌‌‌‍ ‍‌ ‌​‌‍​‌‌ ‌​‌‍‍‌‌‍ ‌‍ ‍​ ‍ ‌‍‍‌‌‍‌​​ ‌‌‍‌‍‌‍ ‌‍ ‌ ‌​‌‍‌‌‌ ​‍​ ‍ ‌ ‌​‌ ‍‌‌ ​​‌‍‌‌​ ‌‌‍‌‍‌‍ ‌‍ ‌ ‌​‌‍‌‌‌ ​‍​ ‍ ‌ ​​‌‍​‌‌ ‌​‌‍‍​​ ‌‌‍​ ‌‍ ‌‍ ​‌ ‌‌‌‍ ‌‌‍ ‍‌ ​ ​‍‌‌​ ‌‌‌​​‍‌‌ ‌‍‍ ‌‍‌‌‌ ‍‌​‍‌‌​ ​ ‌​‌​​‍‌‌​ ​ ‌​‌​​‍‌‌​ ​‍​ ​‍‌‍‌‌‌‍​‍​ ​‍​ ‍​‌‍​ ​ ‌‌‌‍​ ‌‍​ ‌‍‌‌‌‍​‍‌‍​‌​ ​‌​‍‌‌​ ​‍​ ​‍​‍‌‌​ ‌‌‌​‌​​‍ ‍‌‍ ​‌‍‍‌‌‍ ‍‌‍‍ ‌ ​ ​‍‌‌​ ‌‌‌​​‍‌‌ ‌‍‍ ‌‍‌‌‌ ‍‌​‍‌‌​ ​ ‌​‌​​‍‌‌​ ​ ‌​‌​​‍‌‌​ ​‍​ ​‍​ ‍​‌‍​‌​ ​ ​ ‌​‌‍​‌​ ‌ ‌‍‌​‌‍​‌​ ​ ​ ‍​‌‍‌‌‌‍​ ​‍‌‌​ ​‍​ ​‍​‍‌‌​ ‌‌‌​‌​​‍ ‍‌‍ ‍‌‍​‌‌‍ ‌‌‍‌‌​ ‌‍​‍‌‍​‌‌ ​ ‌‍‌‌‌‌‌‌‌ ​‍‌‍ ​​ ‌‌‍‍​‌ ‌​‌ ‌​‌ ​​‌ ​ ​‍‌‌​ ​ ‌​​‌​‍‌‌​ ​‍‌​‌‍​‍‌‌​ ​‍‌​‌‍‌‍​ ‌‍‍​‌‍‌‌‌‍ ​‌ ​ ‌‍‌‌‌‍​‌‌ ​​‌‍‍‌‌‍‌‌‌ ​‍‌ ​ ​‍ ‍‌ ​ ‌‍​‌‌‍ ‍‌‍‍‌‌ ‌​‌ ‍‌​‍ ‍‌ ​ ‌ ‌​‌ ‌‌‌‍‌​‌‍‍‌‌‍ ​‍‌‍‌‍‍‌‌‍‌​​ ‌‌‍‌‍‌‍ ‌‍ ‌ ‌​‌‍‌‌‌ ​‍​‍‌‍‌ ‌​‌ ‍‌‌ ​​‌‍‌‌​ ‌‌‍‌‍‌‍ ‌‍ ‌ ‌​‌‍‌‌‌ ​‍​‍‌‍‌ ​​‌‍​‌‌ ‌​‌‍‍​​ ‌‌‍​ ‌‍ ‌‍ ​‌ ‌‌‌‍ ‌‌‍ ‍‌ ​ ​‍‌‌​ ‌‌‌​​‍‌‌ ‌‍‍ ‌‍‌‌‌ ‍‌​‍‌‌​ ​ ‌​‌​​‍‌‌​ ​ ‌​‌​​‍‌‌​ ​‍​ ​‍‌‍‌‌‌‍​‍​ ​‍​ ‍​‌‍​ ​ ‌‌‌‍​ ‌‍​ ‌‍‌‌‌‍​‍‌‍​‌​ ​‌​‍‌‌​ ​‍​ ​‍​‍‌‌​ ‌‌‌​‌​​‍ ‍‌‍ ​‌‍‍‌‌‍ ‍‌‍‍ ‌ ​ ​‍‌‌​ ‌‌‌​​‍‌‌ ‌‍‍ ‌‍‌‌‌ ‍‌​‍‌‌​ ​ ‌​‌​​‍‌‌​ ​ ‌​‌​​‍‌‌​ ​‍​ ​‍​ ‍​‌‍​‌​ ​ ​ ‌​‌‍​‌​ ‌ ‌‍‌​‌‍​‌​ ​ ​ ‍​‌‍‌‌‌‍​ ​‍‌‌​ ​‍​ ​‍​‍‌‌​ ‌‌‌​‌​​‍ ‍‌‍ ‍‌‍​‌‌‍ ‌‌‍‌‌​‍‌‍‌ ​​‌‍‌‌‌ ​‍‌ ​ ‌ ​​‌‍‌‌‌‍​ ‌ ‌​‌‍‍‌‌ ‌‍‌‍‌‌​ ‌‌ ​​‌ ‌‌‌‍​‍‌‍ ​‌‍‍‌‌ ​ ‌‍‍​‌‍‌‌‌‍‌​​‍​‍‌ ‌
Marina​​​​‌ ‍ ​‍​‍‌‍ ‌ ​‍‌‍‍‌‌‍‌ ‌‍‍‌‌‍ ‍​‍​‍​ ‍‍​‍​‍‌ ​ ‌‍​‌‌‍ ‍‌‍‍‌‌ ‌​‌ ‍‌​‍ ‍‌‍‍‌‌‍ ​‍​‍​‍ ​​‍​‍‌‍‍​‌ ​‍‌‍‌‌‌‍‌‍​‍​‍​ ‍‍​‍​‍‌‍‍​‌ ‌​‌ ‌​‌ ​​‌ ​ ​ ‍‍​‍ ​‍ ‌‍​ ‌‍‍​‌‍‌‌‌‍ ​‌ ​ ‌‍‌‌‌‍​‌‌ ​​‌‍‍‌‌‍‌‌‌ ​‍‌ ​ ​‍ ‍‌ ​ ‌‍​‌‌‍ ‍‌‍‍‌‌ ‌​‌ ‍‌​‍ ‍‌ ​ ‌ ‌​‌ ‌‌‌‍‌​‌‍‍‌‌‍ ​‍ ‌‍‍‌‌‍ ‍‌ ‌​‌‍‌‌‌‍ ‍‌ ‌​​‍ ‌‍‌‌‌‍‌​‌‍‍‌‌ ‌​​‍ ‌‍ ‌‌‍ ‌‍‌​‌‍‌‌​ ‌‌ ​​‌ ​‍‌‍‌‌‌ ​ ‌‍‌‌‌‍ ‍‌ ‌​‌‍​‌‌ ‌​‌‍‍‌‌‍ ‌‍ ‍​ ‍ ‌‍‍‌‌‍‌​​ ‌‌‍‌‍‌‍ ‌‍ ‌ ‌​‌‍‌‌‌ ​‍​ ‍ ‌ ‌​‌ ‍‌‌ ​​‌‍‌‌​ ‌‌‍‌‍‌‍ ‌‍ ‌ ‌​‌‍‌‌‌ ​‍​ ‍ ‌ ​​‌‍​‌‌ ‌​‌‍‍​​ ‌‌‍​ ‌‍ ‌‍ ​‌ ‌‌‌‍ ‌‌‍ ‍‌ ​ ​‍‌‌​ ‌‌‌​​‍‌‌ ‌‍‍ ‌‍‌‌‌ ‍‌​‍‌‌​ ​ ‌​‌​​‍‌‌​ ​ ‌​‌​​‍‌‌​ ​‍​ ​‍‌‍‌‌‌‍​‍​ ​‍​ ‍​‌‍​ ​ ‌‌‌‍​ ‌‍​ ‌‍‌‌‌‍​‍‌‍​‌​ ​‌​‍‌‌​ ​‍​ ​‍​‍‌‌​ ‌‌‌​‌​​‍ ‍‌‍ ​‌‍‍‌‌‍ ‍‌‍‍ ‌ ​ ​‍‌‌​ ‌‌‌​​‍‌‌ ‌‍‍ ‌‍‌‌‌ ‍‌​‍‌‌​ ​ ‌​‌​​‍‌‌​ ​ ‌​‌​​‍‌‌​ ​‍​ ​‍​ ‌‍​ ‌‌​ ‌‍​ ‌‌‌‍‌‌‌‍‌‍‌‍​‌​ ​​​ ‌‍​ ‌‌​ ‌​‌‍‌​​‍‌‌​ ​‍​ ​‍​‍‌‌​ ‌‌‌​‌​​‍ ‍‌‍ ‍‌‍​‌‌‍ ‌‌‍‌‌​ ‌‍​‍‌‍​‌‌ ​ ‌‍‌‌‌‌‌‌‌ ​‍‌‍ ​​ ‌‌‍‍​‌ ‌​‌ ‌​‌ ​​‌ ​ ​‍‌‌​ ​ ‌​​‌​‍‌‌​ ​‍‌​‌‍​‍‌‌​ ​‍‌​‌‍‌‍​ ‌‍‍​‌‍‌‌‌‍ ​‌ ​ ‌‍‌‌‌‍​‌‌ ​​‌‍‍‌‌‍‌‌‌ ​‍‌ ​ ​‍ ‍‌ ​ ‌‍​‌‌‍ ‍‌‍‍‌‌ ‌​‌ ‍‌​‍ ‍‌ ​ ‌ ‌​‌ ‌‌‌‍‌​‌‍‍‌‌‍ ​‍‌‍‌‍‍‌‌‍‌​​ ‌‌‍‌‍‌‍ ‌‍ ‌ ‌​‌‍‌‌‌ ​‍​‍‌‍‌ ‌​‌ ‍‌‌ ​​‌‍‌‌​ ‌‌‍‌‍‌‍ ‌‍ ‌ ‌​‌‍‌‌‌ ​‍​‍‌‍‌ ​​‌‍​‌‌ ‌​‌‍‍​​ ‌‌‍​ ‌‍ ‌‍ ​‌ ‌‌‌‍ ‌‌‍ ‍‌ ​ ​‍‌‌​ ‌‌‌​​‍‌‌ ‌‍‍ ‌‍‌‌‌ ‍‌​‍‌‌​ ​ ‌​‌​​‍‌‌​ ​ ‌​‌​​‍‌‌​ ​‍​ ​‍‌‍‌‌‌‍​‍​ ​‍​ ‍​‌‍​ ​ ‌‌‌‍​ ‌‍​ ‌‍‌‌‌‍​‍‌‍​‌​ ​‌​‍‌‌​ ​‍​ ​‍​‍‌‌​ ‌‌‌​‌​​‍ ‍‌‍ ​‌‍‍‌‌‍ ‍‌‍‍ ‌ ​ ​‍‌‌​ ‌‌‌​​‍‌‌ ‌‍‍ ‌‍‌‌‌ ‍‌​‍‌‌​ ​ ‌​‌​​‍‌‌​ ​ ‌​‌​​‍‌‌​ ​‍​ ​‍​ ‌‍​ ‌‌​ ‌‍​ ‌‌‌‍‌‌‌‍‌‍‌‍​‌​ ​​​ ‌‍​ ‌‌​ ‌​‌‍‌​​‍‌‌​ ​‍​ ​‍​‍‌‌​ ‌‌‌​‌​​‍ ‍‌‍ ‍‌‍​‌‌‍ ‌‌‍‌‌​‍‌‍‌ ​​‌‍‌‌‌ ​‍‌ ​ ‌ ​​‌‍‌‌‌‍​ ‌ ‌​‌‍‍‌‌ ‌‍‌‍‌‌​ ‌‌ ​​‌ ‌‌‌‍​‍‌‍ ​‌‍‍‌‌ ​ ‌‍‍​‌‍‌‌‌‍‌​​‍​‍‌ ‌
Company​​​​‌ ‍ ​‍​‍‌‍ ‌ ​‍‌‍‍‌‌‍‌ ‌‍‍‌‌‍ ‍​‍​‍​ ‍‍​‍​‍‌ ​ ‌‍​‌‌‍ ‍‌‍‍‌‌ ‌​‌ ‍‌​‍ ‍‌‍‍‌‌‍ ​‍​‍​‍ ​​‍​‍‌‍‍​‌ ​‍‌‍‌‌‌‍‌‍​‍​‍​ ‍‍​‍​‍‌‍‍​‌ ‌​‌ ‌​‌ ​​‌ ​ ​ ‍‍​‍ ​‍ ‌‍​ ‌‍‍​‌‍‌‌‌‍ ​‌ ​ ‌‍‌‌‌‍​‌‌ ​​‌‍‍‌‌‍‌‌‌ ​‍‌ ​ ​‍ ‍‌ ​ ‌‍​‌‌‍ ‍‌‍‍‌‌ ‌​‌ ‍‌​‍ ‍‌ ​ ‌ ‌​‌ ‌‌‌‍‌​‌‍‍‌‌‍ ​‍ ‌‍‍‌‌‍ ‍‌ ‌​‌‍‌‌‌‍ ‍‌ ‌​​‍ ‌‍‌‌‌‍‌​‌‍‍‌‌ ‌​​‍ ‌‍ ‌‌‍ ‌‍‌​‌‍‌‌​ ‌‌ ​​‌ ​‍‌‍‌‌‌ ​ ‌‍‌‌‌‍ ‍‌ ‌​‌‍​‌‌ ‌​‌‍‍‌‌‍ ‌‍ ‍​ ‍ ‌‍‍‌‌‍‌​​ ‌‌‍‌‍‌‍ ‌‍ ‌ ‌​‌‍‌‌‌ ​‍​ ‍ ‌ ‌​‌ ‍‌‌ ​​‌‍‌‌​ ‌‌‍‌‍‌‍ ‌‍ ‌ ‌​‌‍‌‌‌ ​‍​ ‍ ‌ ​​‌‍​‌‌ ‌​‌‍‍​​ ‌‌‍​ ‌‍ ‌‍ ​‌ ‌‌‌‍ ‌‌‍ ‍‌ ​ ​‍‌‌​ ‌‌‌​​‍‌‌ ‌‍‍ ‌‍‌‌‌ ‍‌​‍‌‌​ ​ ‌​‌​​‍‌‌​ ​ ‌​‌​​‍‌‌​ ​‍​ ​‍‌‍​ ​ ​ ​ ‌​​ ​​‌‍​ ​ ‌‍‌‍‌​​ ‌​‌‍‌‍‌‍‌‌‌‍‌‌‌‍‌​​‍‌‌​ ​‍​ ​‍​‍‌‌​ ‌‌‌​‌​​‍ ‍‌ ‌​‌‍‍‌‌ ‌​‌‍ ​‌‍‌‌​ ‌‍​‍‌‍​‌‌ ​ ‌‍‌‌‌‌‌‌‌ ​‍‌‍ ​​ ‌‌‍‍​‌ ‌​‌ ‌​‌ ​​‌ ​ ​‍‌‌​ ​ ‌​​‌​‍‌‌​ ​‍‌​‌‍​‍‌‌​ ​‍‌​‌‍‌‍​ ‌‍‍​‌‍‌‌‌‍ ​‌ ​ ‌‍‌‌‌‍​‌‌ ​​‌‍‍‌‌‍‌‌‌ ​‍‌ ​ ​‍ ‍‌ ​ ‌‍​‌‌‍ ‍‌‍‍‌‌ ‌​‌ ‍‌​‍ ‍‌ ​ ‌ ‌​‌ ‌‌‌‍‌​‌‍‍‌‌‍ ​‍‌‍‌‍‍‌‌‍‌​​ ‌‌‍‌‍‌‍ ‌‍ ‌ ‌​‌‍‌‌‌ ​‍​‍‌‍‌ ‌​‌ ‍‌‌ ​​‌‍‌‌​ ‌‌‍‌‍‌‍ ‌‍ ‌ ‌​‌‍‌‌‌ ​‍​‍‌‍‌ ​​‌‍​‌‌ ‌​‌‍‍​​ ‌‌‍​ ‌‍ ‌‍ ​‌ ‌‌‌‍ ‌‌‍ ‍‌ ​ ​‍‌‌​ ‌‌‌​​‍‌‌ ‌‍‍ ‌‍‌‌‌ ‍‌​‍‌‌​ ​ ‌​‌​​‍‌‌​ ​ ‌​‌​​‍‌‌​ ​‍​ ​‍‌‍​ ​ ​ ​ ‌​​ ​​‌‍​ ​ ‌‍‌‍‌​​ ‌​‌‍‌‍‌‍‌‌‌‍‌‌‌‍‌​​‍‌‌​ ​‍​ ​‍​‍‌‌​ ‌‌‌​‌​​‍ ‍‌ ‌​‌‍‍‌‌ ‌​‌‍ ​‌‍‌‌​‍‌‍‌ ​​‌‍‌‌‌ ​‍‌ ​ ‌ ​​‌‍‌‌‌‍​ ‌ ‌​‌‍‍‌‌ ‌‍‌‍‌‌​ ‌‌ ​​‌ ‌‌‌‍​‍‌‍ ​‌‍‍‌‌ ​ ‌‍‍​‌‍‌‌‌‍‌​​‍​‍‌ ‌
More​​​​‌ ‍ ​‍​‍‌‍ ‌ ​‍‌‍‍‌‌‍‌ ‌‍‍‌‌‍ ‍​‍​‍​ ‍‍​‍​‍‌ ​ ‌‍​‌‌‍ ‍‌‍‍‌‌ ‌​‌ ‍‌​‍ ‍‌‍‍‌‌‍ ​‍​‍​‍ ​​‍​‍‌‍‍​‌ ​‍‌‍‌‌‌‍‌‍​‍​‍​ ‍‍​‍​‍‌‍‍​‌ ‌​‌ ‌​‌ ​​‌ ​ ​ ‍‍​‍ ​‍ ‌‍​ ‌‍‍​‌‍‌‌‌‍ ​‌ ​ ‌‍‌‌‌‍​‌‌ ​​‌‍‍‌‌‍‌‌‌ ​‍‌ ​ ​‍ ‍‌ ​ ‌‍​‌‌‍ ‍‌‍‍‌‌ ‌​‌ ‍‌​‍ ‍‌ ​ ‌ ‌​‌ ‌‌‌‍‌​‌‍‍‌‌‍ ​‍ ‌‍‍‌‌‍ ‍‌ ‌​‌‍‌‌‌‍ ‍‌ ‌​​‍ ‌‍‌‌‌‍‌​‌‍‍‌‌ ‌​​‍ ‌‍ ‌‌‍ ‌‍‌​‌‍‌‌​ ‌‌ ​​‌ ​‍‌‍‌‌‌ ​ ‌‍‌‌‌‍ ‍‌ ‌​‌‍​‌‌ ‌​‌‍‍‌‌‍ ‌‍ ‍​ ‍ ‌‍‍‌‌‍‌​​ ‌‌‍‌‍‌‍ ‌‍ ‌ ‌​‌‍‌‌‌ ​‍​ ‍ ‌ ‌​‌ ‍‌‌ ​​‌‍‌‌​ ‌‌‍‌‍‌‍ ‌‍ ‌ ‌​‌‍‌‌‌ ​‍​ ‍ ‌ ​​‌‍​‌‌ ‌​‌‍‍​​ ‌‌‍​ ‌‍ ‌‍ ​‌ ‌‌‌‍ ‌‌‍ ‍‌ ​ ​‍‌‌​ ‌‌‌​​‍‌‌ ‌‍‍ ‌‍‌‌‌ ‍‌​‍‌‌​ ​ ‌​‌​​‍‌‌​ ​ ‌​‌​​‍‌‌​ ​‍​ ​‍​ ‌‌​ ​ ​ ‌‌​ ‍‌‌‍​ ​ ​‍‌‍‌​​ ‍​‌‍​‌​ ‍​​ ​ ​ ​ ​‍‌‌​ ​‍​ ​‍​‍‌‌​ ‌‌‌​‌​​‍ ‍‌ ‌​‌‍‍‌‌ ‌​‌‍ ​‌‍‌‌​ ‌‍​‍‌‍​‌‌ ​ ‌‍‌‌‌‌‌‌‌ ​‍‌‍ ​​ ‌‌‍‍​‌ ‌​‌ ‌​‌ ​​‌ ​ ​‍‌‌​ ​ ‌​​‌​‍‌‌​ ​‍‌​‌‍​‍‌‌​ ​‍‌​‌‍‌‍​ ‌‍‍​‌‍‌‌‌‍ ​‌ ​ ‌‍‌‌‌‍​‌‌ ​​‌‍‍‌‌‍‌‌‌ ​‍‌ ​ ​‍ ‍‌ ​ ‌‍​‌‌‍ ‍‌‍‍‌‌ ‌​‌ ‍‌​‍ ‍‌ ​ ‌ ‌​‌ ‌‌‌‍‌​‌‍‍‌‌‍ ​‍‌‍‌‍‍‌‌‍‌​​ ‌‌‍‌‍‌‍ ‌‍ ‌ ‌​‌‍‌‌‌ ​‍​‍‌‍‌ ‌​‌ ‍‌‌ ​​‌‍‌‌​ ‌‌‍‌‍‌‍ ‌‍ ‌ ‌​‌‍‌‌‌ ​‍​‍‌‍‌ ​​‌‍​‌‌ ‌​‌‍‍​​ ‌‌‍​ ‌‍ ‌‍ ​‌ ‌‌‌‍ ‌‌‍ ‍‌ ​ ​‍‌‌​ ‌‌‌​​‍‌‌ ‌‍‍ ‌‍‌‌‌ ‍‌​‍‌‌​ ​ ‌​‌​​‍‌‌​ ​ ‌​‌​​‍‌‌​ ​‍​ ​‍​ ‌‌​ ​ ​ ‌‌​ ‍‌‌‍​ ​ ​‍‌‍‌​​ ‍​‌‍​‌​ ‍​​ ​ ​ ​ ​‍‌‌​ ​‍​ ​‍​‍‌‌​ ‌‌‌​‌​​‍ ‍‌ ‌​‌‍‍‌‌ ‌​‌‍ ​‌‍‌‌​‍‌‍‌ ​​‌‍‌‌‌ ​‍‌ ​ ‌ ​​‌‍‌‌‌‍​ ‌ ‌​‌‍‍‌‌ ‌‍‌‍‌‌​ ‌‌ ​​‌ ‌‌‌‍​‍‌‍ ​‌‍‍‌‌ ​ ‌‍‍​‌‍‌‌‌‍‌​​‍​‍‌ ‌
Stay in Touch​​​​‌ ‍ ​‍​‍‌‍ ‌ ​‍‌‍‍‌‌‍‌ ‌‍‍‌‌‍ ‍​‍​‍​ ‍‍​‍​‍‌ ​ ‌‍​‌‌‍ ‍‌‍‍‌‌ ‌​‌ ‍‌​‍ ‍‌‍‍‌‌‍ ​‍​‍​‍ ​​‍​‍‌‍‍​‌ ​‍‌‍‌‌‌‍‌‍​‍​‍​ ‍‍​‍​‍‌‍‍​‌ ‌​‌ ‌​‌ ​​‌ ​ ​ ‍‍​‍ ​‍ ‌‍​ ‌‍‍​‌‍‌‌‌‍ ​‌ ​ ‌‍‌‌‌‍​‌‌ ​​‌‍‍‌‌‍‌‌‌ ​‍‌ ​ ​‍ ‍‌ ​ ‌‍​‌‌‍ ‍‌‍‍‌‌ ‌​‌ ‍‌​‍ ‍‌ ​ ‌ ‌​‌ ‌‌‌‍‌​‌‍‍‌‌‍ ​‍ ‌‍‍‌‌‍ ‍‌ ‌​‌‍‌‌‌‍ ‍‌ ‌​​‍ ‌‍‌‌‌‍‌​‌‍‍‌‌ ‌​​‍ ‌‍ ‌‌‍ ‌‍‌​‌‍‌‌​ ‌‌ ​​‌ ​‍‌‍‌‌‌ ​ ‌‍‌‌‌‍ ‍‌ ‌​‌‍​‌‌ ‌​‌‍‍‌‌‍ ‌‍ ‍​ ‍ ‌‍‍‌‌‍‌​​ ‌‌‍‌‍‌‍ ‌‍ ‌ ‌​‌‍‌‌‌ ​‍​ ‍ ‌ ‌​‌ ‍‌‌ ​​‌‍‌‌​ ‌‌‍‌‍‌‍ ‌‍ ‌ ‌​‌‍‌‌‌ ​‍​ ‍ ‌ ​​‌‍​‌‌ ‌​‌‍‍​​ ‌‌‍​ ‌‍ ‌‍ ​‌ ‌‌‌‍ ‌‌‍ ‍‌ ​ ​‍‌‌​ ‌‌‌​​‍‌‌ ‌‍‍ ‌‍‌‌‌ ‍‌​‍‌‌​ ​ ‌​‌​​‍‌‌​ ​ ‌​‌​​‍‌‌​ ​‍​ ​‍​ ‍​‌‍​‍‌‍‌​​ ​‌‌‍​‍‌‍‌‌‌‍‌‌‌‍‌​‌‍​‌​ ​‍‌‍‌‌‌‍​‌​‍‌‌​ ​‍​ ​‍​‍‌‌​ ‌‌‌​‌​​‍ ‍‌ ‌​‌‍‍‌‌ ‌​‌‍ ​‌‍‌‌​ ‌‍​‍‌‍​‌‌ ​ ‌‍‌‌‌‌‌‌‌ ​‍‌‍ ​​ ‌‌‍‍​‌ ‌​‌ ‌​‌ ​​‌ ​ ​‍‌‌​ ​ ‌​​‌​‍‌‌​ ​‍‌​‌‍​‍‌‌​ ​‍‌​‌‍‌‍​ ‌‍‍​‌‍‌‌‌‍ ​‌ ​ ‌‍‌‌‌‍​‌‌ ​​‌‍‍‌‌‍‌‌‌ ​‍‌ ​ ​‍ ‍‌ ​ ‌‍​‌‌‍ ‍‌‍‍‌‌ ‌​‌ ‍‌​‍ ‍‌ ​ ‌ ‌​‌ ‌‌‌‍‌​‌‍‍‌‌‍ ​‍‌‍‌‍‍‌‌‍‌​​ ‌‌‍‌‍‌‍ ‌‍ ‌ ‌​‌‍‌‌‌ ​‍​‍‌‍‌ ‌​‌ ‍‌‌ ​​‌‍‌‌​ ‌‌‍‌‍‌‍ ‌‍ ‌ ‌​‌‍‌‌‌ ​‍​‍‌‍‌ ​​‌‍​‌‌ ‌​‌‍‍​​ ‌‌‍​ ‌‍ ‌‍ ​‌ ‌‌‌‍ ‌‌‍ ‍‌ ​ ​‍‌‌​ ‌‌‌​​‍‌‌ ‌‍‍ ‌‍‌‌‌ ‍‌​‍‌‌​ ​ ‌​‌​​‍‌‌​ ​ ‌​‌​​‍‌‌​ ​‍​ ​‍​ ‍​‌‍​‍‌‍‌​​ ​‌‌‍​‍‌‍‌‌‌‍‌‌‌‍‌​‌‍​‌​ ​‍‌‍‌‌‌‍​‌​‍‌‌​ ​‍​ ​‍​‍‌‌​ ‌‌‌​‌​​‍ ‍‌ ‌​‌‍‍‌‌ ‌​‌‍ ​‌‍‌‌​‍‌‍‌ ​​‌‍‌‌‌ ​‍‌ ​ ‌ ​​‌‍‌‌‌‍​ ‌ ‌​‌‍‍‌‌ ‌‍‌‍‌‌​ ‌‌ ​​‌ ‌‌‌‍​‍‌‍ ​‌‍‍‌‌ ​ ‌‍‍​‌‍‌‌‌‍‌​​‍​‍‌ ‌
© 2026 Chelsea Piers. All Rights Reserved.​​​​‌ ‍ ​‍​‍‌‍ ‌ ​‍‌‍‍‌‌‍‌ ‌‍‍‌‌‍ ‍​‍​‍​ ‍‍​‍​‍‌ ​ ‌‍​‌‌‍ ‍‌‍‍‌‌ ‌​‌ ‍‌​‍ ‍‌‍‍‌‌‍ ​‍​‍​‍ ​​‍​‍‌‍‍​‌ ​‍‌‍‌‌‌‍‌‍​‍​‍​ ‍‍​‍​‍‌‍‍​‌ ‌​‌ ‌​‌ ​​‌ ​ ​ ‍‍​‍ ​‍ ‌‍​ ‌‍‍​‌‍‌‌‌‍ ​‌ ​ ‌‍‌‌‌‍​‌‌ ​​‌‍‍‌‌‍‌‌‌ ​‍‌ ​ ​‍ ‍‌ ​ ‌‍​‌‌‍ ‍‌‍‍‌‌ ‌​‌ ‍‌​‍ ‍‌ ​ ‌ ‌​‌ ‌‌‌‍‌​‌‍‍‌‌‍ ​‍ ‌‍‍‌‌‍ ‍‌ ‌​‌‍‌‌‌‍ ‍‌ ‌​​‍ ‌‍‌‌‌‍‌​‌‍‍‌‌ ‌​​‍ ‌‍ ‌‌‍ ‌‍‌​‌‍‌‌​ ‌‌ ​​‌ ​‍‌‍‌‌‌ ​ ‌‍‌‌‌‍ ‍‌ ‌​‌‍​‌‌ ‌​‌‍‍‌‌‍ ‌‍ ‍​ ‍ ‌‍‍‌‌‍‌​​ ‌‌‍‌‍‌‍ ‌‍ ‌ ‌​‌‍‌‌‌ ​‍​ ‍ ‌ ‌​‌ ‍‌‌ ​​‌‍‌‌​ ‌‌‍‌‍‌‍ ‌‍ ‌ ‌​‌‍‌‌‌ ​‍​ ‍ ‌ ​​‌‍​‌‌ ‌​‌‍‍​​ ‌‌ ​ ‌ ‌‌‌‍​‍‌ ‌​‌‍‍‌‌ ‌​‌‍ ​‌‍‌‌​ ‌‍​‍‌‍​‌‌ ​ ‌‍‌‌‌‌‌‌‌ ​‍‌‍ ​​ ‌‌‍‍​‌ ‌​‌ ‌​‌ ​​‌ ​ ​‍‌‌​ ​ ‌​​‌​‍‌‌​ ​‍‌​‌‍​‍‌‌​ ​‍‌​‌‍‌‍​ ‌‍‍​‌‍‌‌‌‍ ​‌ ​ ‌‍‌‌‌‍​‌‌ ​​‌‍‍‌‌‍‌‌‌ ​‍‌ ​ ​‍ ‍‌ ​ ‌‍​‌‌‍ ‍‌‍‍‌‌ ‌​‌ ‍‌​‍ ‍‌ ​ ‌ ‌​‌ ‌‌‌‍‌​‌‍‍‌‌‍ ​‍‌‍‌‍‍‌‌‍‌​​ ‌‌‍‌‍‌‍ ‌‍ ‌ ‌​‌‍‌‌‌ ​‍​‍‌‍‌ ‌​‌ ‍‌‌ ​​‌‍‌‌​ ‌‌‍‌‍‌‍ ‌‍ ‌ ‌​‌‍‌‌‌ ​‍​‍‌‍‌ ​​‌‍​‌‌ ‌​‌‍‍​​ ‌‌ ​ ‌ ‌‌‌‍​‍‌ ‌​‌‍‍‌‌ ‌​‌‍ ​‌‍‌‌​‍‌‍‌ ​​‌‍‌‌‌ ​‍‌ ​ ‌ ​​‌‍‌‌‌‍​ ‌ ‌​‌‍‍‌‌ ‌‍‌‍‌‌​ ‌‌ ​​‌ ‌‌‌‍​‍‌‍ ​‌‍‍‌‌ ​ ‌‍‍​‌‍‌‌‌‍‌​​‍​‍‌ ‌